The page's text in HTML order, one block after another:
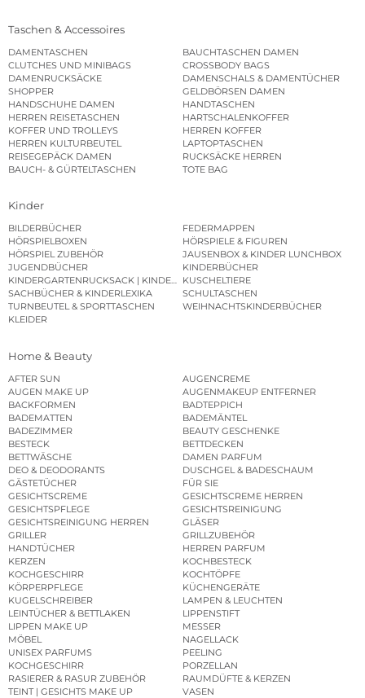
Taschen & Accessoires
DAMENTASCHEN
BAUCHTASCHEN DAMEN
CLUTCHES UND MINIBAGS
CROSSBODY BAGS
DAMENRUCKSÄCKE
DAMENSCHALS & DAMENTÜCHER
SHOPPER
GELDBÖRSEN DAMEN
HANDSCHUHE DAMEN
HANDTASCHEN
HERREN REISETASCHEN
HARTSCHALENKOFFER
KOFFER UND TROLLEYS
HERREN KOFFER
HERREN KULTURBEUTEL
LAPTOPTASCHEN
REISEGEPÄCK DAMEN
RUCKSÄCKE HERREN
BAUCH- & GÜRTELTASCHEN
TOTE BAG
Kinder
BILDERBÜCHER
FEDERMAPPEN
HÖRSPIELBOXEN
HÖRSPIELE & FIGUREN
HÖRSPIEL ZUBEHÖR
JAUSENBOX & KINDER LUNCHBOX
JUGENDBÜCHER
KINDERBÜCHER
KINDERGARTENRUCKSACK | KINDERGARTENBEUTEL
KUSCHELTIERE
SACHBÜCHER & KINDERLEXIKA
SCHULTASCHEN
TURNBEUTEL & SPORTTASCHEN
WEIHNACHTSKINDERBÜCHER
KLEIDER
Home & Beauty
AFTER SUN
AUGENCREME
AUGEN MAKE UP
AUGENMAKEUP ENTFERNER
BACKFORMEN
BADTEPPICH
BADEMATTEN
BADEMÄNTEL
BADEZIMMER
BEAUTY GESCHENKE
BESTECK
BETTDECKEN
BETTWÄSCHE
DAMEN PARFUM
DEO & DEODORANTS
DUSCHGEL & BADESCHAUM
GÄSTETÜCHER
FÜR SIE
GESICHTSCREME
GESICHTSCREME HERREN
GESICHTSPFLEGE
GESICHTSREINIGUNG
GESICHTSREINIGUNG HERREN
GLÄSER
GRILLER
GRILLZUBEHÖR
HANDTÜCHER
HERREN PARFUM
KERZEN
KOCHBESTECK
KOCHGESCHIRR
KOCHTÖPFE
KÖRPERPFLEGE
KÜCHENGERÄTE
KUGELSCHREIBER
LAMPEN & LEUCHTEN
LEINTÜCHER & BETTLAKEN
LIPPENSTIFT
LIPPEN MAKE UP
MESSER
MÖBEL
NAGELLACK
UNISEX PARFUMS
PEELING
KOCHGESCHIRR
PORZELLAN
RASIERER & RASUR ZUBEHÖR
RAUMDÜFTE & KERZEN
TEINT | GESICHTS MAKE UP
VASEN